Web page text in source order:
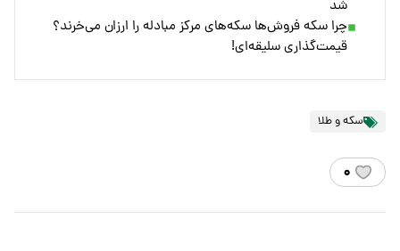
شد
چرا سکه فروش‌ها سکه‌های مرکز مبادله را ارزان می‌خرند؟
قیمت‌گذاری سلیقه‌ای!
سکه و طلا
۰